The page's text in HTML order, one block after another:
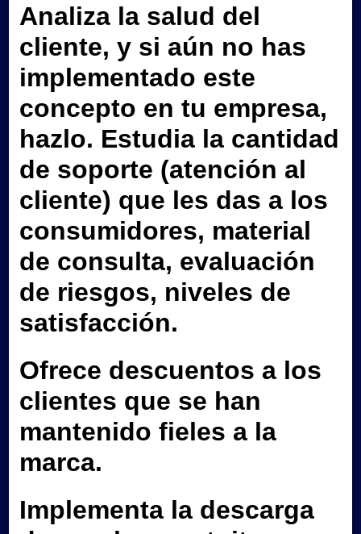
Analiza la salud del
cliente, y si aún no has
implementado este
concepto en tu empresa,
hazlo. Estudia la cantidad
de soporte (atención al
cliente) que les das a los
consumidores, material
de consulta, evaluación
de riesgos, niveles de
satisfacción.
Ofrece descuentos a los
clientes que se han
mantenido fieles a la
marca.
Implementa la descarga